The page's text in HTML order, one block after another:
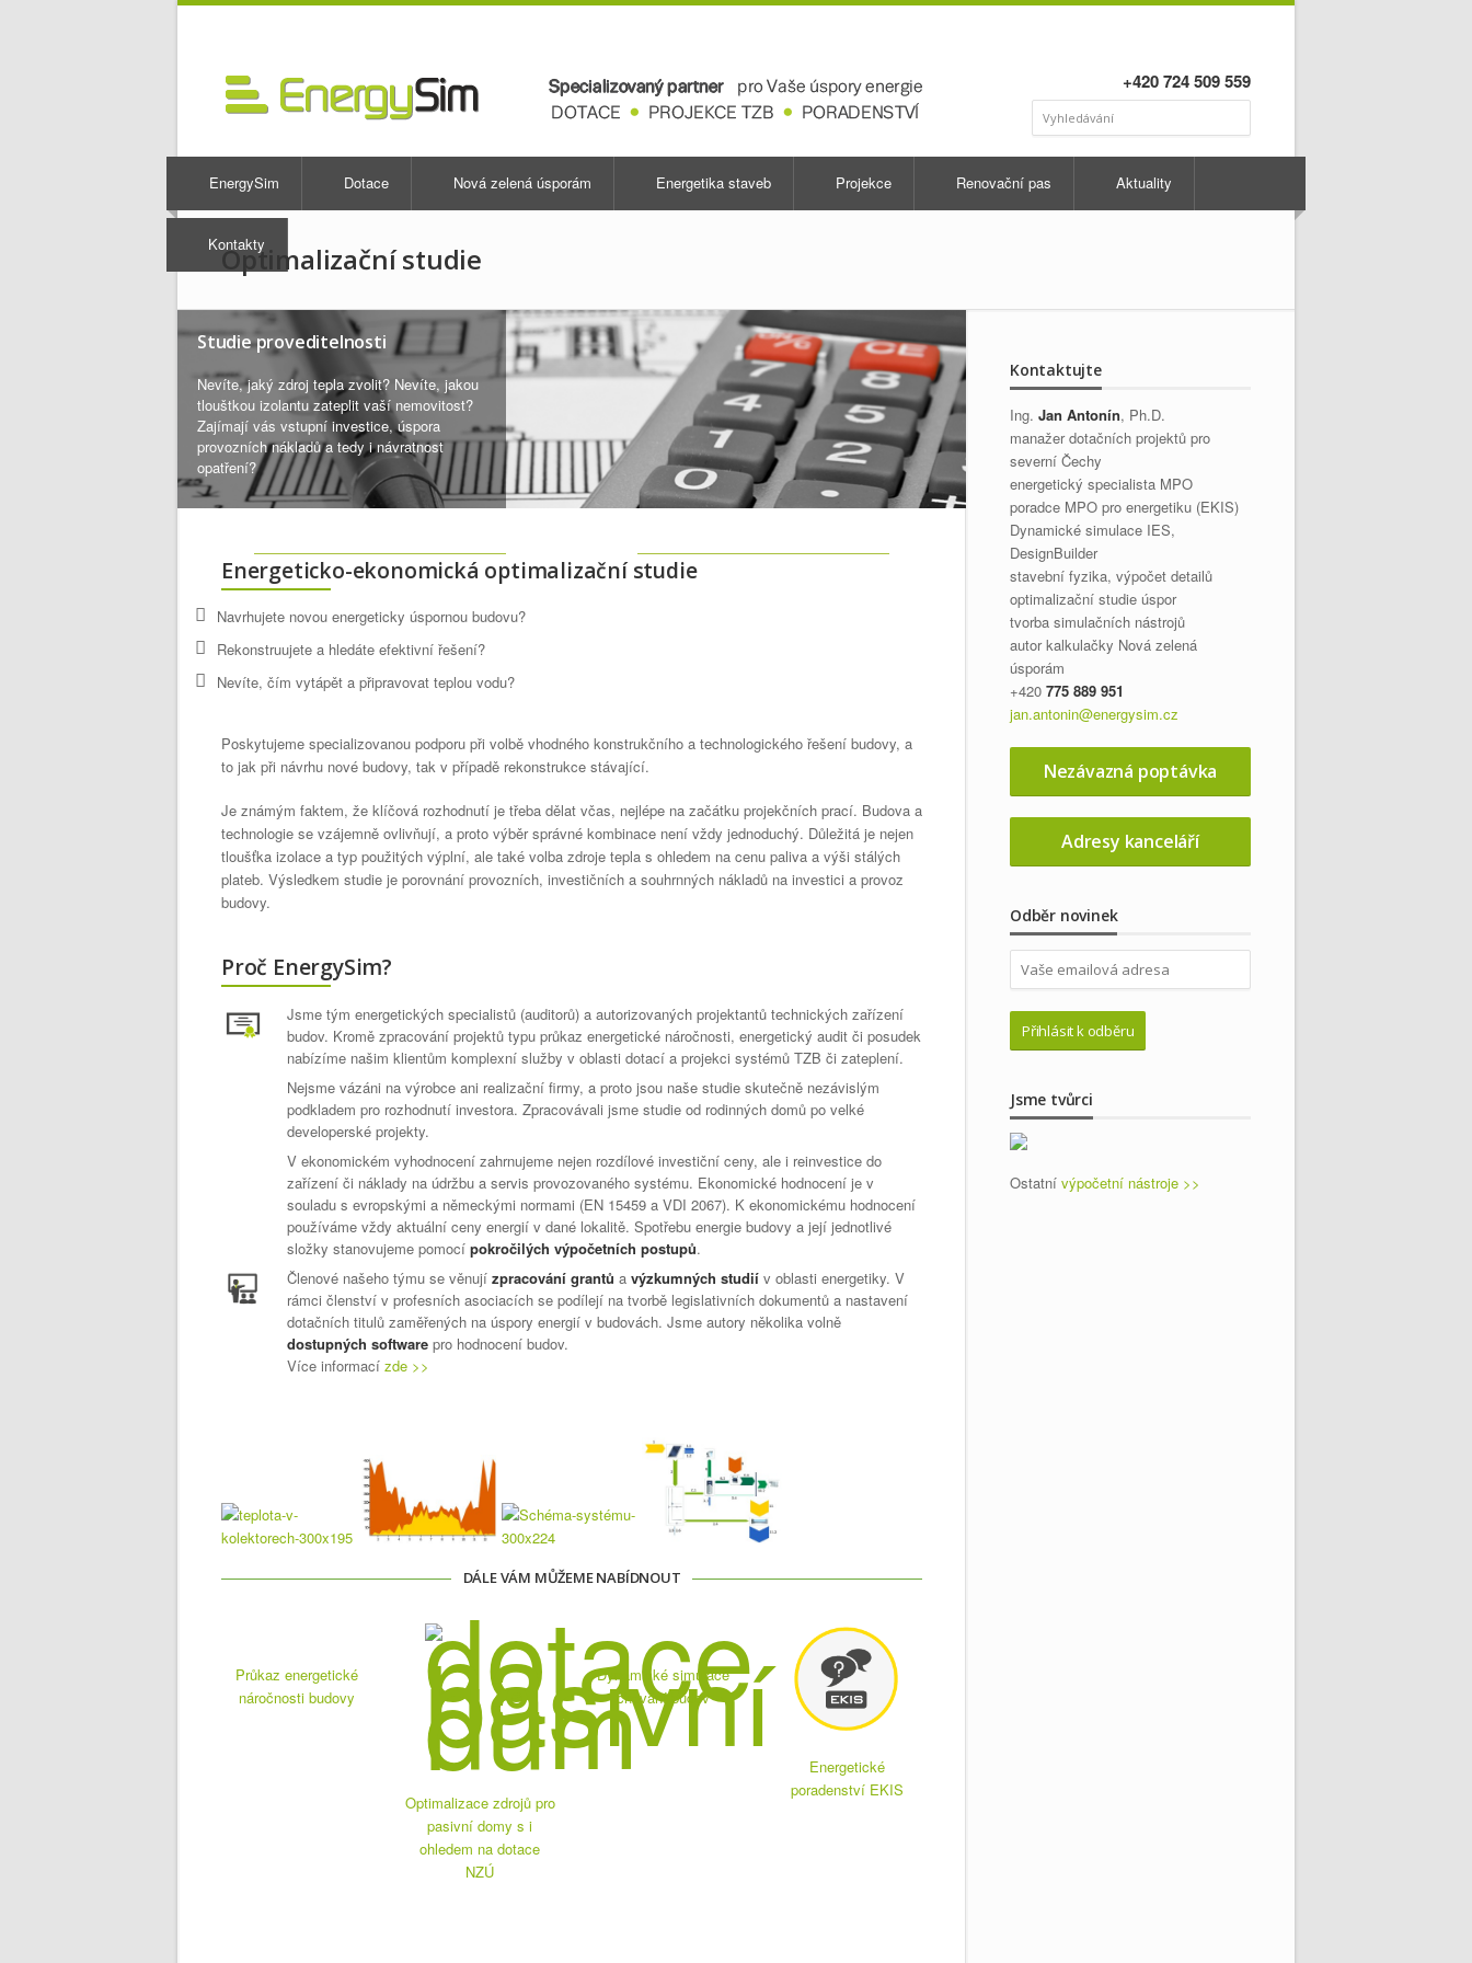
+420 724 509 559
EnergySim Dotace Nová zelená úsporám Energetika staveb Projekce Renovační pas Aktuality
Kontakty
Optimalizační studie
Studie proveditelnosti
Nevíte, jaký zdroj tepla zvolit? Nevíte, jakou
tlouštkou izolantu zateplit vaší nemovitost?
Zajímají vás vstupní investice, úspora
provozních nákladů a tedy i návratnost
opatření?
Energeticko-ekonomická optimalizační studie
Navrhujete novou energeticky úspornou budovu?
Rekonstruujete a hledáte efektivní řešení?
Nevíte, čím vytápět a připravovat teplou vodu?
Poskytujeme specializovanou podporu při volbě vhodného konstrukčního a technologického řešení budovy, a
to jak při návrhu nové budovy, tak v případě rekonstrukce stávající.
Je známým faktem, že klíčová rozhodnutí je třeba dělat včas, nejlépe na začátku projekčních prací. Budova a
technologie se vzájemně ovlivňují, a proto výběr správné kombinace není vždy jednoduchý. Důležitá je nejen
tloušťka izolace a typ použitých výplní, ale také volba zdroje tepla s ohledem na cenu paliva a výši stálých
plateb. Výsledkem studie je porovnání provozních, investičních a souhrnných nákladů na investici a provoz
budovy.
Proč EnergySim?
Jsme tým energetických specialistů (auditorů) a autorizovaných projektantů technických zařízení
budov. Kromě zpracování projektů typu průkaz energetické náročnosti, energetický audit či posudek
nabízíme našim klientům komplexní služby v oblasti dotací a projekci systémů TZB či zateplení.
Nejsme vázáni na výrobce ani realizační firmy, a proto jsou naše studie skutečně nezávislým
podkladem pro rozhodnutí investora. Zpracovávali jsme studie od rodinných domů po velké
developerské projekty.
V ekonomickém vyhodnocení zahrnujeme nejen rozdílové investiční ceny, ale i reinvestice do
zařízení či náklady na údržbu a servis provozovaného systému. Ekonomické hodnocení je v
souladu s evropskými a německými normami (EN 15459 a VDI 2067). K ekonomickému hodnocení
používáme vždy aktuální ceny energií v dané lokalitě. Spotřebu energie budovy a její jednotlivé
složky stanovujeme pomocí pokročilých výpočetních postupů.
Členové našeho týmu se věnují zpracování grantů a výzkumných studií v oblasti energetiky. V
rámci členství v profesních asociacích se podílejí na tvorbě legislativních dokumentů a nastavení
dotačních titulů zaměřených na úspory energií v budovách. Jsme autory několika volně
dostupných software pro hodnocení budov.
Více informací zde >>
DÁLE VÁM MŮŽEME NABÍDNOUT
Průkaz energetické
náročnosti budovy
Optimalizace zdrojů pro
pasivní domy s i
ohledem na dotace
NZÚ
Dynamické simulace
chování budov
Energetické
poradenství EKIS
Kontaktujte
Ing. Jan Antonín, Ph.D.
manažer dotačních projektů pro
severní Čechy
energetický specialista MPO
poradce MPO pro energetiku (EKIS)
Dynamické simulace IES,
DesignBuilder
stavební fyzika, výpočet detailů
optimalizační studie úspor
tvorba simulačních nástrojů
autor kalkulačky Nová zelená
úsporám
+420 775 889 951
jan.antonin@energysim.cz
Nezávazná poptávka
Adresy kanceláří
Odběr novinek
Jsme tvůrci
Ostatní výpočetní nástroje >>